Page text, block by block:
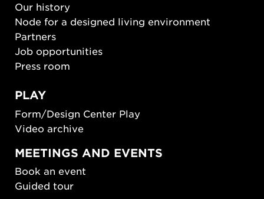
Our history
Node for a designed living environment
Partners
Job opportunities
Press room
PLAY
Form/Design Center Play
Video archive
MEETINGS AND EVENTS
Book an event
Guided tour